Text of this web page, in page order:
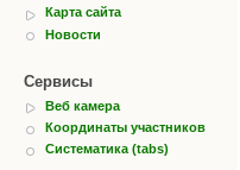
Карта сайта
Новости
Сервисы
Веб камера
Координаты участников
Систематика (tabs)